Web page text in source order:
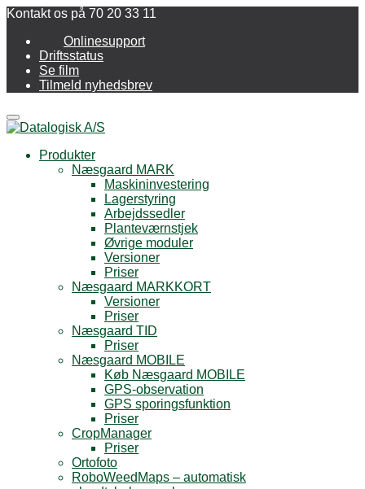
Kontakt os på 70 20 33 11
Onlinesupport
Driftsstatus
Se film
Tilmeld nyhedsbrev
Menu
Produkter
Næsgaard MARK
Maskininvestering
Lagerstyring
Arbejdssedler
Planteværnstjek
Øvrige moduler
Versioner
Priser
Næsgaard MARKKORT
Versioner
Priser
Næsgaard TID
Priser
Næsgaard MOBILE
Køb Næsgaard MOBILE
GPS-observation
GPS sporingsfunktion
Priser
CropManager
Priser
Ortofoto
RoboWeedMaps – automatisk